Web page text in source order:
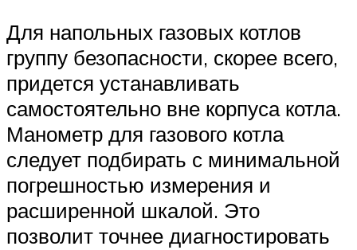
Для напольных газовых котлов
группу безопасности, скорее всего,
придется устанавливать
самостоятельно вне корпуса котла.
Манометр для газового котла
следует подбирать с минимальной
погрешностью измерения и
расширенной шкалой. Это
позволит точнее диагностировать